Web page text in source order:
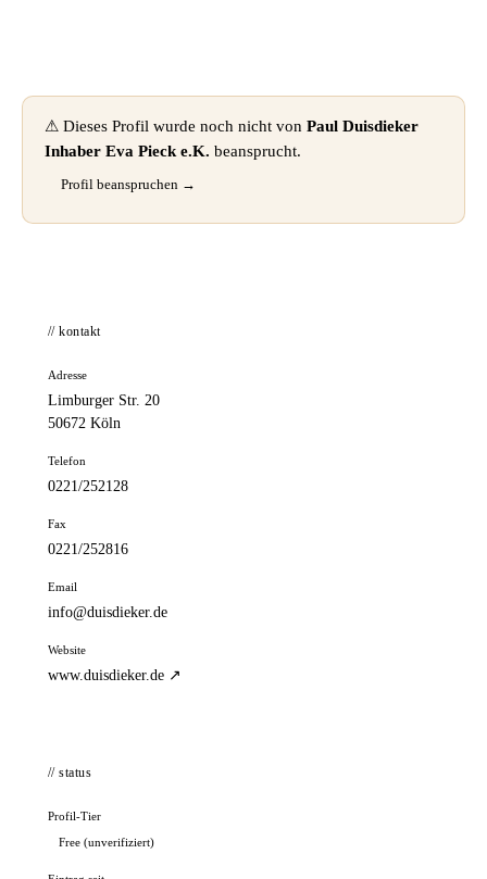
⚠ Dieses Profil wurde noch nicht von Paul Duisdieker
Inhaber Eva Pieck e.K. beansprucht.
Profil beanspruchen →
// kontakt
Adresse
Limburger Str. 20
50672 Köln
Telefon
0221/252128
Fax
0221/252816
Email
info@duisdieker.de
Website
www.duisdieker.de ↗
// status
Profil-Tier
Free (unverifiziert)